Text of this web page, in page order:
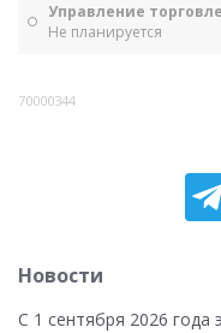
Управление
Не планируется
70000344
Новости
С 1 сентября 2026 года